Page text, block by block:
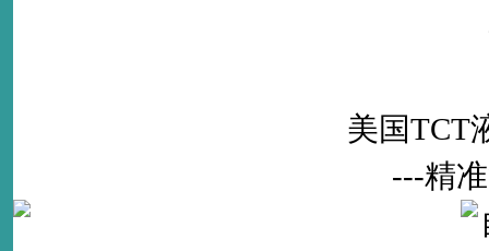
美国TCT
---精